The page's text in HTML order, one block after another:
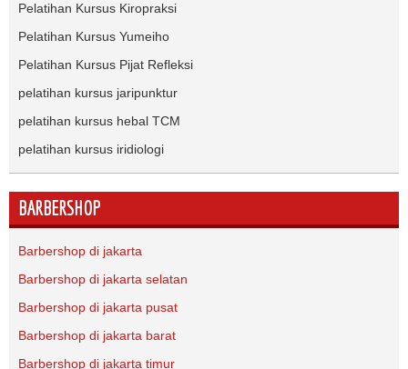
Pelatihan Kursus Kiropraksi
Pelatihan Kursus Yumeiho
Pelatihan Kursus Pijat Refleksi
pelatihan kursus jaripunktur
pelatihan kursus hebal TCM
pelatihan kursus iridiologi
BARBERSHOP
Barbershop di jakarta
Barbershop di jakarta selatan
Barbershop di jakarta pusat
Barbershop di jakarta barat
Barbershop di jakarta timur